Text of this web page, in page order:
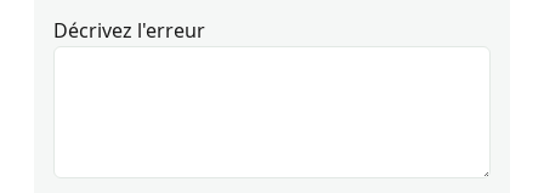
Décrivez l'erreur